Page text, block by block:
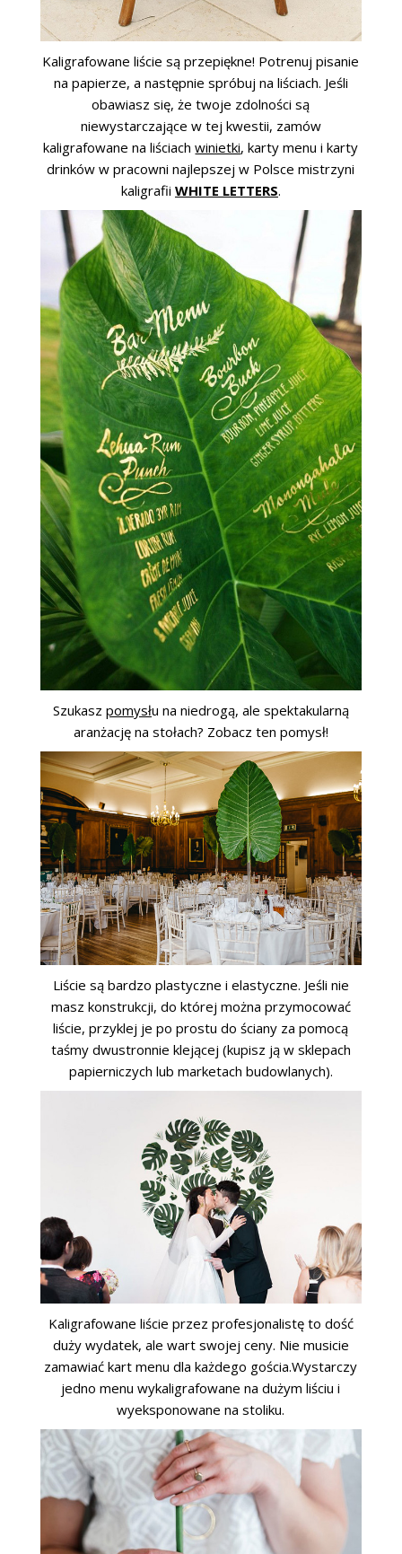
Kaligrafowane liście są przepiękne! Potrenuj pisanie
na papierze, a następnie spróbuj na liściach. Jeśli
obawiasz się, że twoje zdolności są
niewystarczające w tej kwestii, zamów
kaligrafowane na liściachwinietki, karty menu i karty
drinków w pracowni najlepszej w Polsce mistrzyni
kaligrafii WHITE LETTERS.
Szukasz pomysłu na niedrogą, ale spektakularną
aranżację na stołach? Zobacz ten pomysł!
Liście są bardzo plastyczne i elastyczne. Jeśli nie
masz konstrukcji, do której można przymocować
liście, przyklej je po prostu do ściany za pomocą
taśmy dwustronnie klejącej (kupisz ją w sklepach
papierniczych lub marketach budowlanych).
Kaligrafowane liście przez profesjonalistę to dość
duży wydatek, ale wart swojej ceny. Nie musicie
zamawiać kart menu dla każdego gościa.Wystarczy
jedno menu wykaligrafowane na dużym liściu i
wyeksponowane na stoliku.